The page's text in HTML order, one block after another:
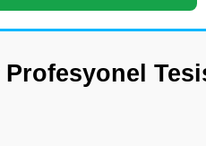
Profesyonel